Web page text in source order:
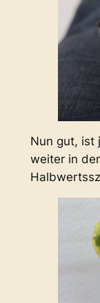
Nun gut, ist
weiter in